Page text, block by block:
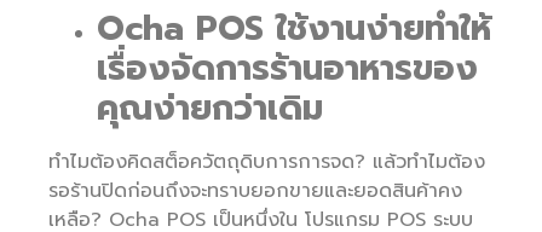
Ocha POS ใช้งานง่ายทำให้
เรื่องจัดการร้านอาหารของ
คุณง่ายกว่าเดิม
ทำไมต้องคิดสต็อควัตถุดิบการการจด? แล้วทำไมต้อง
รอร้านปิดก่อนถึงจะทราบยอกขายและยอดสินค้าคง
เหลือ? Ocha POS เป็นหนึ่งใน โปรแกรม POS ระบบ